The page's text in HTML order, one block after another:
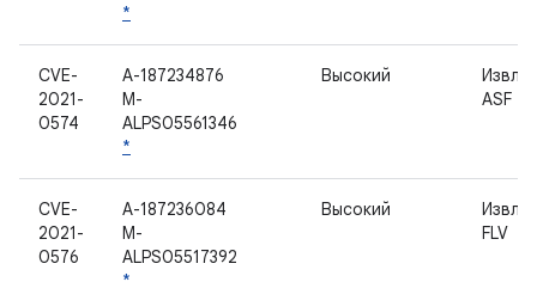
*
CVE-
2021-
0574
A-187234876
M-
ALPS05561346
*
Высокий
ASF
CVE-
2021-
0576
A-187236084
M-
ALPS05517392
*
Высокий
FLV